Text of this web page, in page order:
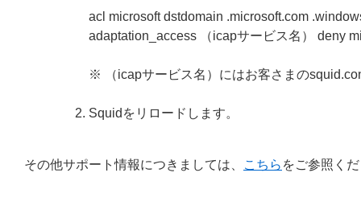
acl microsoft dstdomain .microsoft.com
adaptation_access （icapサービス名） deny
※ （icapサービス名）にはお客さまの
Squidをリロードします。
その他サポート情報につきましては、 こちら をご参照く